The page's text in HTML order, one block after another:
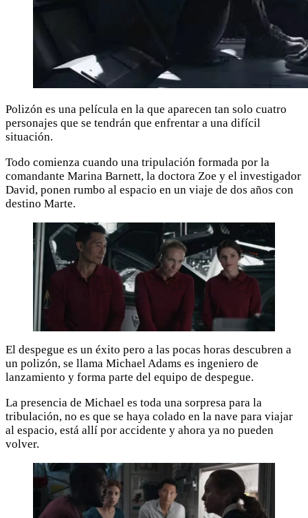
Polizón es una película en la que aparecen tan solo cuatro
personajes que se tendrán que enfrentar a una difícil
situación.
Todo comienza cuando una tripulación formada por la
comandante Marina Barnett, la doctora Zoe y el investigador
David, ponen rumbo al espacio en un viaje de dos años con
destino Marte.
El despegue es un éxito pero a las pocas horas descubren a
un polizón, se llama Michael Adams es ingeniero de
lanzamiento y forma parte del equipo de despegue.
La presencia de Michael es toda una sorpresa para la
tribulación, no es que se haya colado en la nave para viajar
al espacio, está allí por accidente y ahora ya no pueden
volver.